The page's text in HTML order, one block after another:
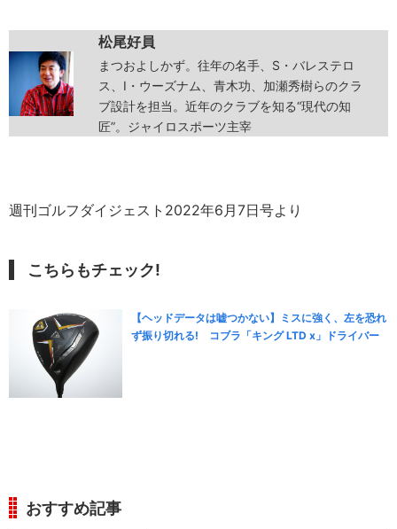
松尾好員
まつおよしかず。往年の名手、S・バレステロ
ス、I・ウーズナム、青木功、加瀬秀樹らのクラ
ブ設計を担当。近年のクラブを知る“現代の知
匠”。ジャイロスポーツ主宰
週刊ゴルフダイジェスト2022年6月7日号より
こちらもチェック!
【ヘッドデータは嘘つかない】ミスに強く、左を恐れ
ず振り切れる! コブラ「キング LTD x」ドライバー
おすすめ記事